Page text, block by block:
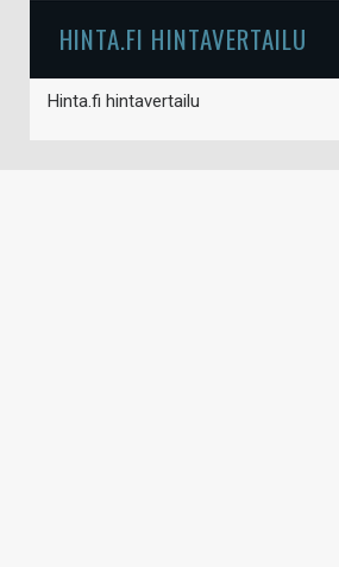
HINTA.FI HINTAVERTAILU
Hinta.fi hintavertailu